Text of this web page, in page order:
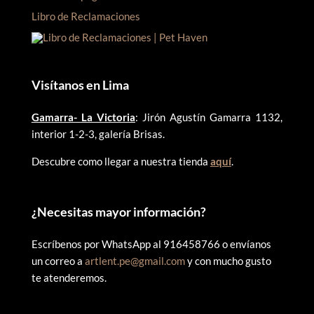
Libro de Reclamaciones
Visítanos en Lima
Gamarra- La Victoria: Jirón Agustín Gamarra 1132,
interior 1-2-3, galería Brisas.
Descubre como llegar a nuestra tienda aquí.
¿Necesitas mayor información?
Escríbenos por WhatsApp al 916458766 o envíanos
un correo a artlent.pe@gmail.comy con mucho gusto
te atenderemos.